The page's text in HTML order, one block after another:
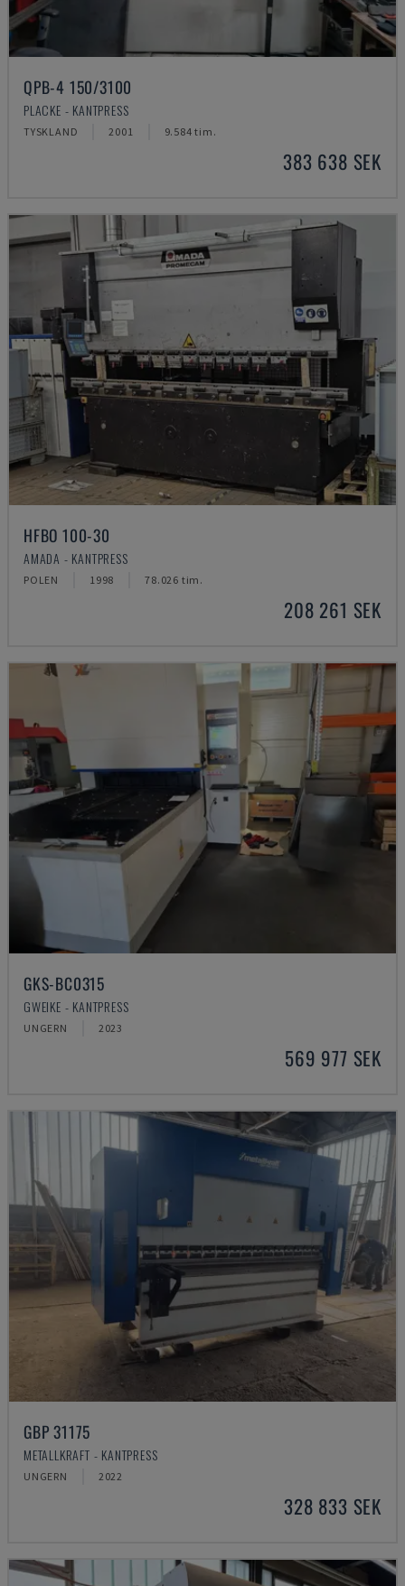
QPB-4 150/3100
PLACKE - KANTPRESS
TYSKLAND 2001 9.584 tim.
383 638 SEK
HFBO 100-30
AMADA - KANTPRESS
POLEN 1998 78.026 tim.
208 261 SEK
GKS-BC0315
GWEIKE - KANTPRESS
UNGERN 2023
569 977 SEK
GBP 31175
METALLKRAFT - KANTPRESS
UNGERN 2022
328 833 SEK